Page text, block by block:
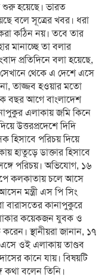
শুরু হয়েছে। ভারত
বলে সূত্রের খবর। ধরা
কঠিন নয়। তবে তার
মানাচ্ছে তা বলার
প্রতিদিনে বলা হয়েছে,
থেকে এ দেশে এসে
তাজ্জব হওয়ার মতো
বছর আগে বাংলাদেশ
এলাকায় জমি কিনে
উত্তরপ্রদেশে দিদি
হিসাবে পরিচয় দিয়ে
হাতুড়ে ডাক্তার হিসাবে
পরিচয়। অভিযোগ, ১৬
চেপে কলকাতায় চলে আসে
মন্ত্রী এস পি সিং
বারাসতের কানাপুকুরে
কয়েকজন যুবক ও
স্থানীয়রা জানান, ১৭
ওই এলাকায় তাণ্ডব
কানে যায়। বিষয়টি
কথা বলেন তিনি।